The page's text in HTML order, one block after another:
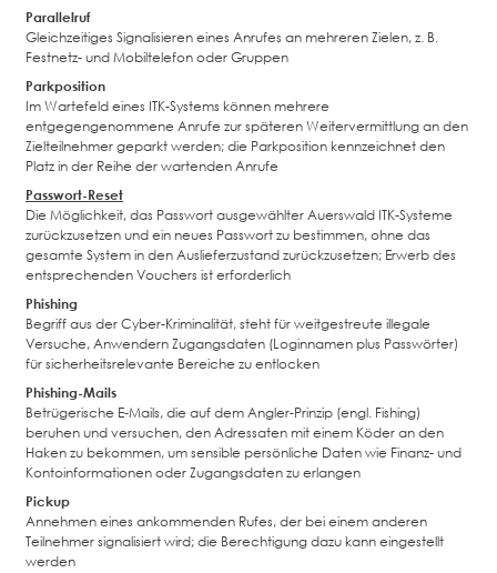
Parallelruf
Gleichzeitiges Signalisieren eines Anrufes an mehreren Zielen, z. B.
Festnetz- und Mobiltelefon oder Gruppen
Parkposition
Im Wartefeld eines ITK-Systems können mehrere
entgegengenommene Anrufe zur späteren Weitervermittlung an den
Zielteilnehmer geparkt werden; die Parkposition kennzeichnet den
Platz in der Reihe der wartenden Anrufe
Passwort-Reset
Die Möglichkeit, das Passwort ausgewählter Auerswald ITK-Systeme
zurückzusetzen und ein neues Passwort zu bestimmen, ohne das
gesamte System in den Auslieferzustand zurückzusetzen; Erwerb des
entsprechenden Vouchers ist erforderlich
Phishing
Begriff aus der Cyber-Kriminalität, steht für weitgestreute illegale
Versuche, Anwendern Zugangsdaten (Loginnamen plus Passwörter)
für sicherheitsrelevante Bereiche zu entlocken
Phishing-Mails
Betrügerische E-Mails, die auf dem Angler-Prinzip (engl. Fishing)
beruhen und versuchen, den Adressaten mit einem Köder an den
Haken zu bekommen, um sensible persönliche Daten wie Finanz- und
Kontoinformationen oder Zugangsdaten zu erlangen
Pickup
Annehmen eines ankommenden Rufes, der bei einem anderen
Teilnehmer signalisiert wird; die Berechtigung dazu kann eingestellt
werden